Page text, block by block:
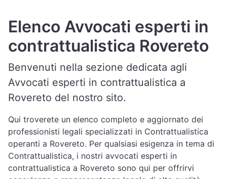
Elenco Avvocati esperti in
contrattualistica Rovereto
Benvenuti nella sezione dedicata agli
Avvocati esperti in contrattualistica a
Rovereto del nostro sito.
Qui troverete un elenco completo e aggiornato dei
professionisti legali specializzati in Contrattualistica
operanti a Rovereto. Per qualsiasi esigenza in tema di
Contrattualistica, i nostri avvocati esperti in
contrattualistica a Rovereto sono qui per offrirvi